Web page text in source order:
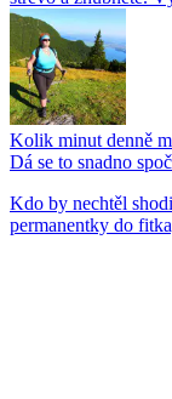
Kolik minut denně
Dá se to snadno
Kdo by nechtěl
permanentky do